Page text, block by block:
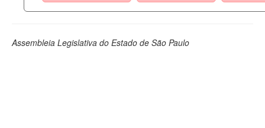
Assembleia Legislativa do Estado de São Paulo